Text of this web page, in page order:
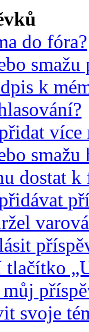
do fóra?
smažu
k
smažu
dostat k
tlačítko
svoje